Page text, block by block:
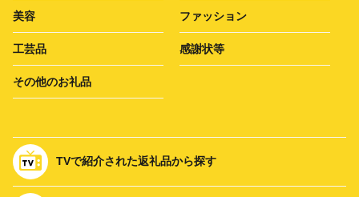
美容 ファッション
工芸品 感謝状等
その他のお礼品
TVで紹介された返礼品から探す